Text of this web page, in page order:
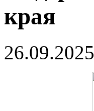
края
26.09.2025